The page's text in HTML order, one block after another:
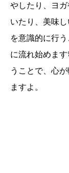
やしたり、ヨ
いたり、美味
を意識的に行
に流れ始めま
うことで、心
ますよ。